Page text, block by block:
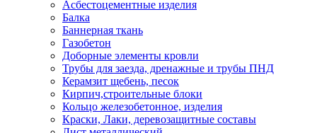
Асбестоцементные изделия
Балка
Баннерная ткань
Газобетон
Доборные элементы кровли
Трубы для заезда, дренажные и трубы ПНД
Керамзит щебень, песок
Кирпич,строительные блоки
Кольцо железобетонное, изделия
Краски, Лаки, деревозащитные составы